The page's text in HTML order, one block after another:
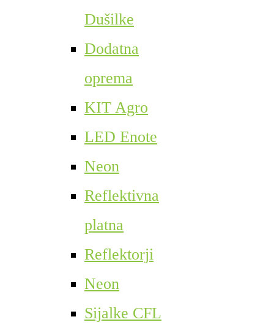
Dušilke
Dodatna
oprema
KIT Agro
LED Enote
Neon
Reflektivna
platna
Reflektorji
Neon
Sijalke CFL